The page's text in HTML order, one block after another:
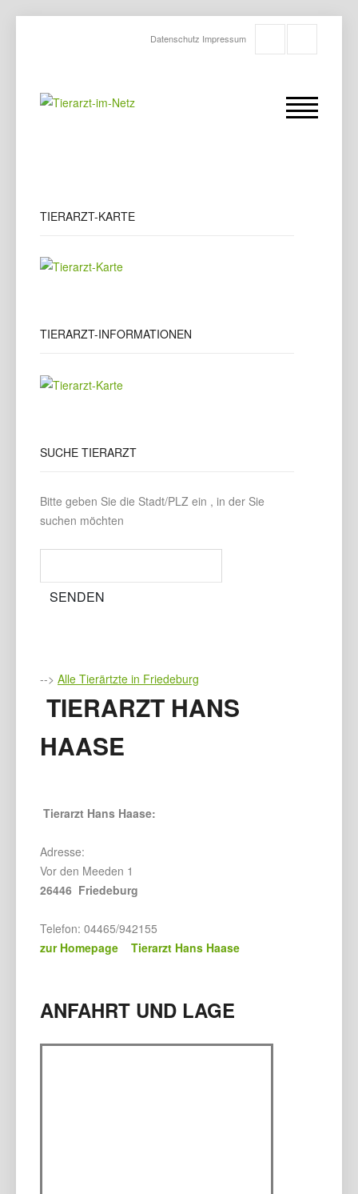
Datenschutz Impressum
TIERARZT-KARTE
TIERARZT-INFORMATIONEN
SUCHE TIERARZT
Bitte geben Sie die Stadt/PLZ ein , in der Sie
suchen möchten
--> Alle Tierärtzte in Friedeburg
TIERARZT HANS
HAASE
Tierarzt Hans Haase:
Adresse:
Vor den Meeden 1
26446 Friedeburg
Telefon: 04465/942155
zur Homepage Tierarzt Hans Haase
ANFAHRT UND LAGE